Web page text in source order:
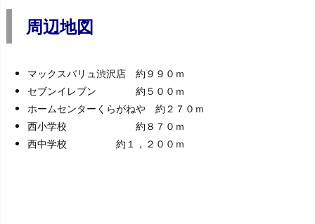
周辺地図
マックスバリュ渋沢店 約９９０ｍ
セブンイレブン 約５００ｍ
ホームセンターくらがねや 約２７０ｍ
西小学校 約８７０ｍ
西中学校 約１，２００ｍ